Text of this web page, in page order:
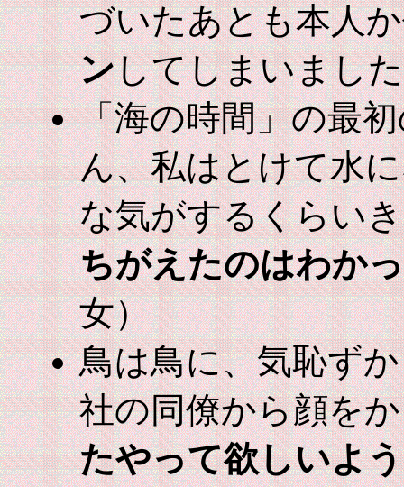
づいたあとも本人
ンしてしまいまし
「海の時間」の最
ん、私はとけて水
な気がするくらい
ちがえたのはわか
女）
鳥は鳥に、気恥ず
社の同僚から顔を
たやって欲しいよ